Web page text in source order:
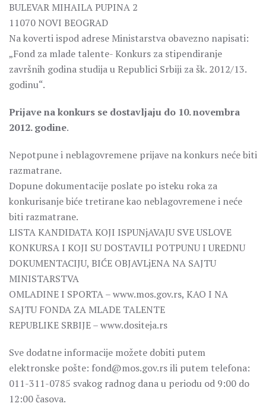
BULEVAR MIHAILA PUPINA 2
11070 NOVI BEOGRAD
Na koverti ispod adrese Ministarstva obavezno napisati:
„Fond za mlade talente- Konkurs za stipendiranje
završnih godina studija u Republici Srbiji za šk. 2012/13.
godinu“.
Prijave na konkurs se dostavljaju do 10. novembra
2012. godine.
Nepotpune i neblagovremene prijave na konkurs neće biti
razmatrane.
Dopune dokumentacije poslate po isteku roka za
konkurisanje biće tretirane kao neblagovremene i neće
biti razmatrane.
LISTA KANDIDATA KOJI ISPUNjAVAJU SVE USLOVE
KONKURSA I KOJI SU DOSTAVILI POTPUNU I UREDNU
DOKUMENTACIJU, BIĆE OBJAVLjENA NA SAJTU
MINISTARSTVA
OMLADINE I SPORTA – www.mos.gov.rs, KAO I NA
SAJTU FONDA ZA MLADE TALENTE
REPUBLIKE SRBIJE – www.dositeja.rs
Sve dodatne informacije možete dobiti putem
elektronske pošte: fond@mos.gov.rs ili putem telefona:
011-311-0785 svakog radnog dana u periodu od 9:00 do
12:00 časova.